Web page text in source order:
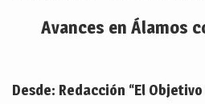
Avances en Álamos
Desde: Redacción “El